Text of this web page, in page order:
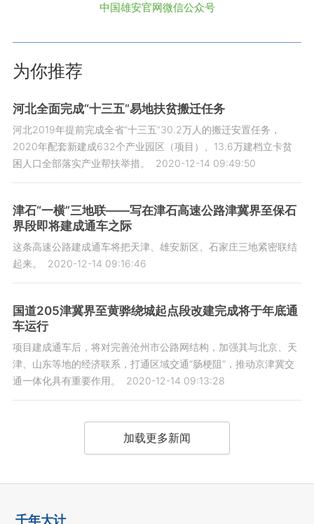
中国雄安官网微信公众号
为你推荐
河北全面完成“十三五”易地扶贫搬迁任务
河北2019年提前完成全省“十三五”30.2万人的搬迁安置任务，
2020年配套新建成632个产业园区（项目）、13.6万建档立卡贫
困人口全部落实产业帮扶举措。
2020-12-14 09:49:50
津石“一横”三地联——写在津石高速公路津冀界至保石
界段即将建成通车之际
这条高速公路建成通车将把天津、雄安新区、石家庄三地紧密联结
起来。
2020-12-14 09:16:46
国道205津冀界至黄骅绕城起点段改建完成将于年底通
车运行
项目建成通车后，将对完善沧州市公路网结构，加强其与北京、天
津、山东等地的经济联系，打通区域交通“肠梗阻”，推动京津冀交
通一体化具有重要作用。
2020-12-14 09:13:28
加载更多新闻
千年大计